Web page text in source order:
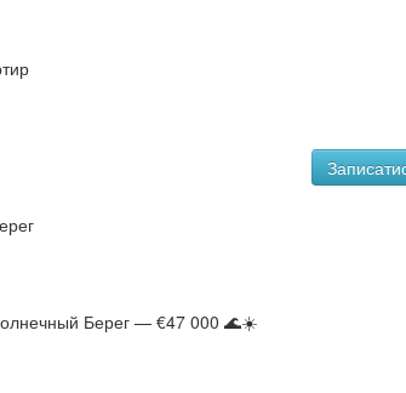
Берег — €47 000 🌊☀️